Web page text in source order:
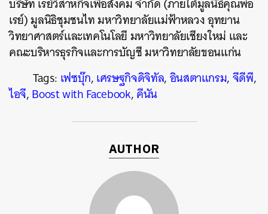
เรย์) มูลนิธิชุมชนไท มหาวิทยาลัยแม่ฟ้าหลวง อุทยาน
วิทยาศาสตร์และเทคโนโลยี มหาวิทยาลัยเชียงใหม่ และ
คณะบริหารธุรกิจและการบัญชี มหาวิทยาลัยขอนแก่น
Tags: เฟซบุ๊ก,เศรษฐกิจดิจิทัล,อินสตาแกรม,จีดีพี,
ไอจี,Boost with Facebook,คีนัน
AUTHOR